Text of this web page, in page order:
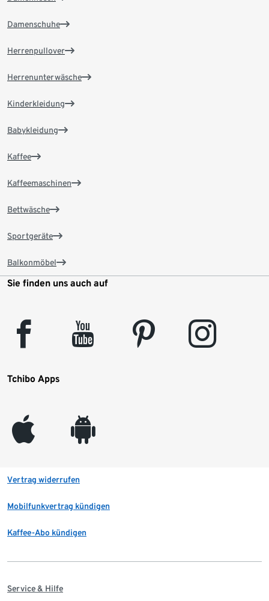
Damenschuhe
Herrenpullover
Herrenunterwäsche
Kinderkleidung
Babykleidung
Kaffee
Kaffeemaschinen
Bettwäsche
Sportgeräte
Balkonmöbel
Sie finden uns auch auf
facebook youtube pinterest instagram
Tchibo Apps
appleinc android
Vertrag widerrufen
Mobilfunkvertrag kündigen
Kaffee-Abo kündigen
Service & Hilfe